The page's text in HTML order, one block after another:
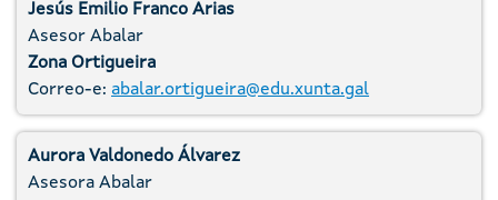
Jesús Emilio Franco Arias
Asesor Abalar
Zona Ortigueira
Correo-e: abalar.ortigueira@edu.xunta.gal
Aurora Valdonedo Álvarez
Asesora Abalar